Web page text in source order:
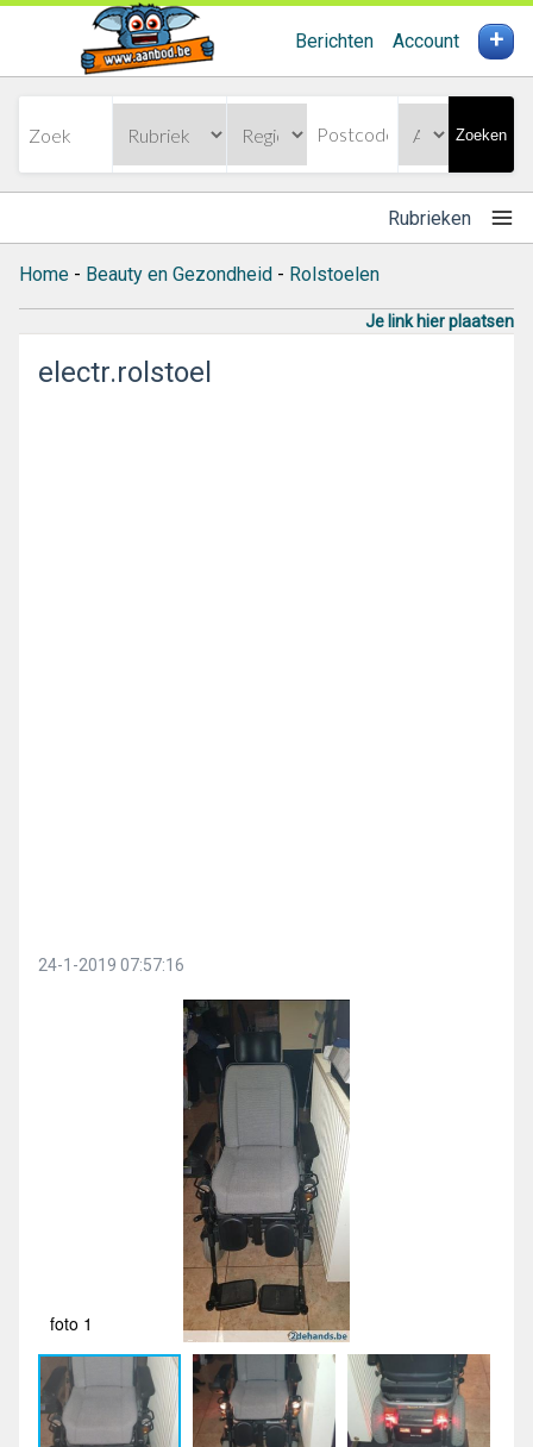
Berichten Account +
Zoeken
Rubrieken
Home - Beauty en Gezondheid - Rolstoelen
Je link hier plaatsen
electr.rolstoel
24-1-2019 07:57:16
foto 1